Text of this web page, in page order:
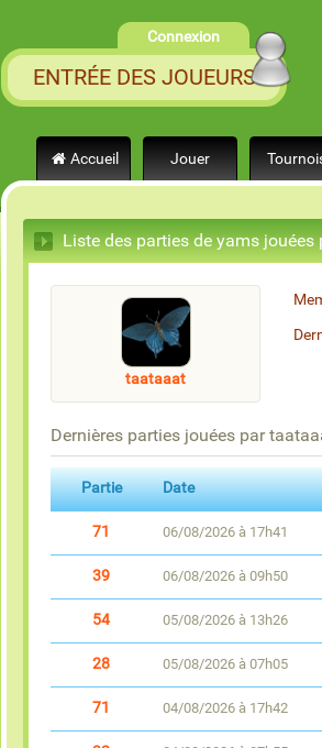
Connexion
ENTRÉE DES JOUEURS
Accueil Jouer
Liste des parties de yams jouées
taataaat
Dernières parties jouées par
Partie Date
71 06/08/2026 à 17h41
39 06/08/2026 à 09h50
54 05/08/2026 à 13h26
28 05/08/2026 à 07h05
71 04/08/2026 à 17h42